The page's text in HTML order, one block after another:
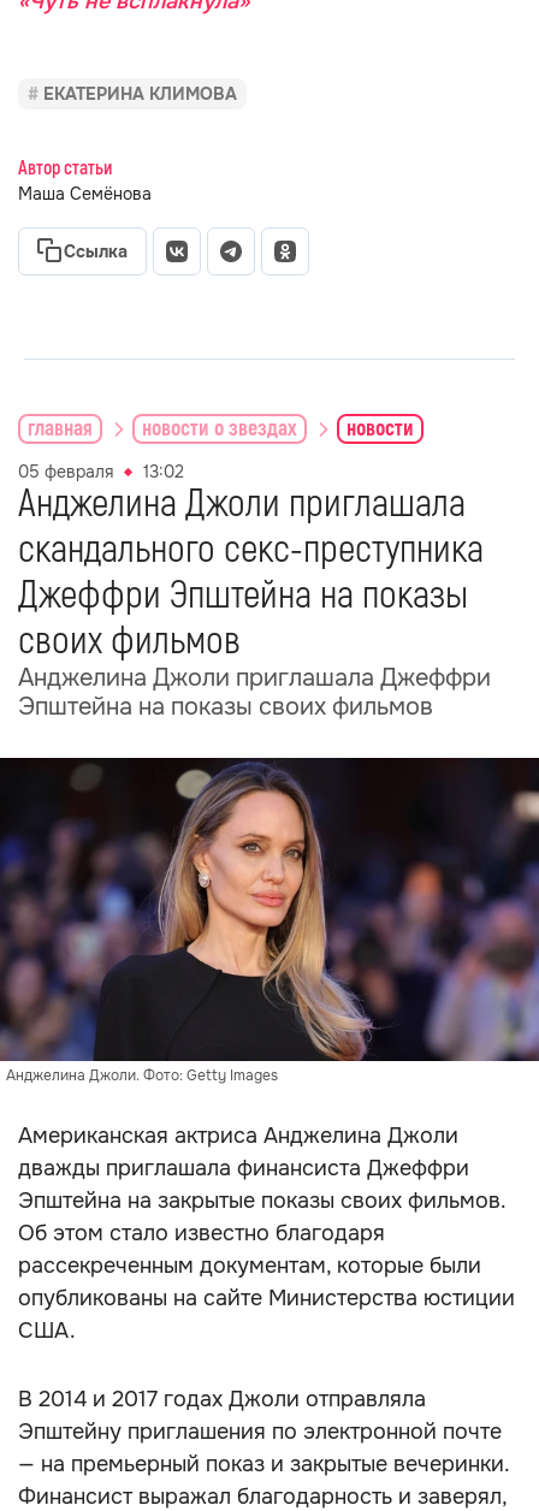
ЕКАТЕРИНА КЛИМОВА
Автор статьи
Маша Семёнова
Ссылка
главная новости о звездах новости
05 февраля 13:02
Анджелина Джоли приглашала
скандального секс-преступника
Джеффри Эпштейна на показы
своих фильмов
Анджелина Джоли приглашала Джеффри
Эпштейна на показы своих фильмов
Анджелина Джоли. Фото: Getty Images
Американская актриса Анджелина Джоли
дважды приглашала финансиста Джеффри
Эпштейна на закрытые показы своих фильмов.
Об этом стало известно благодаря
рассекреченным документам, которые были
опубликованы на сайте Министерства юстиции
США.
В 2014 и 2017 годах Джоли отправляла
Эпштейну приглашения по электронной почте
— на премьерный показ и закрытые вечеринки.
Финансист выражал благодарность и заверял,